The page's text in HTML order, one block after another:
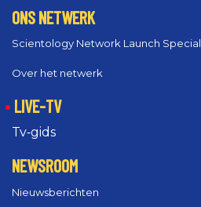
ONS NETWERK
Scientology Network Launch Special
Over het netwerk
LIVE-TV
Tv‑gids
NEWSROOM
Nieuwsberichten